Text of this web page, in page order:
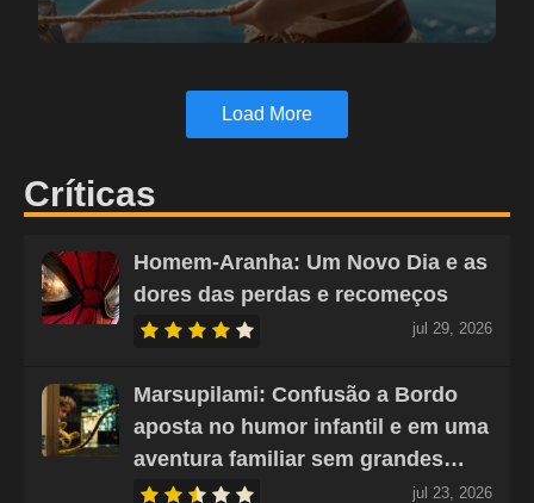
Load More
Críticas
Homem-Aranha: Um Novo Dia e as
dores das perdas e recomeços
jul 29, 2026
Marsupilami: Confusão a Bordo
aposta no humor infantil e em uma
aventura familiar sem grandes…
jul 23, 2026